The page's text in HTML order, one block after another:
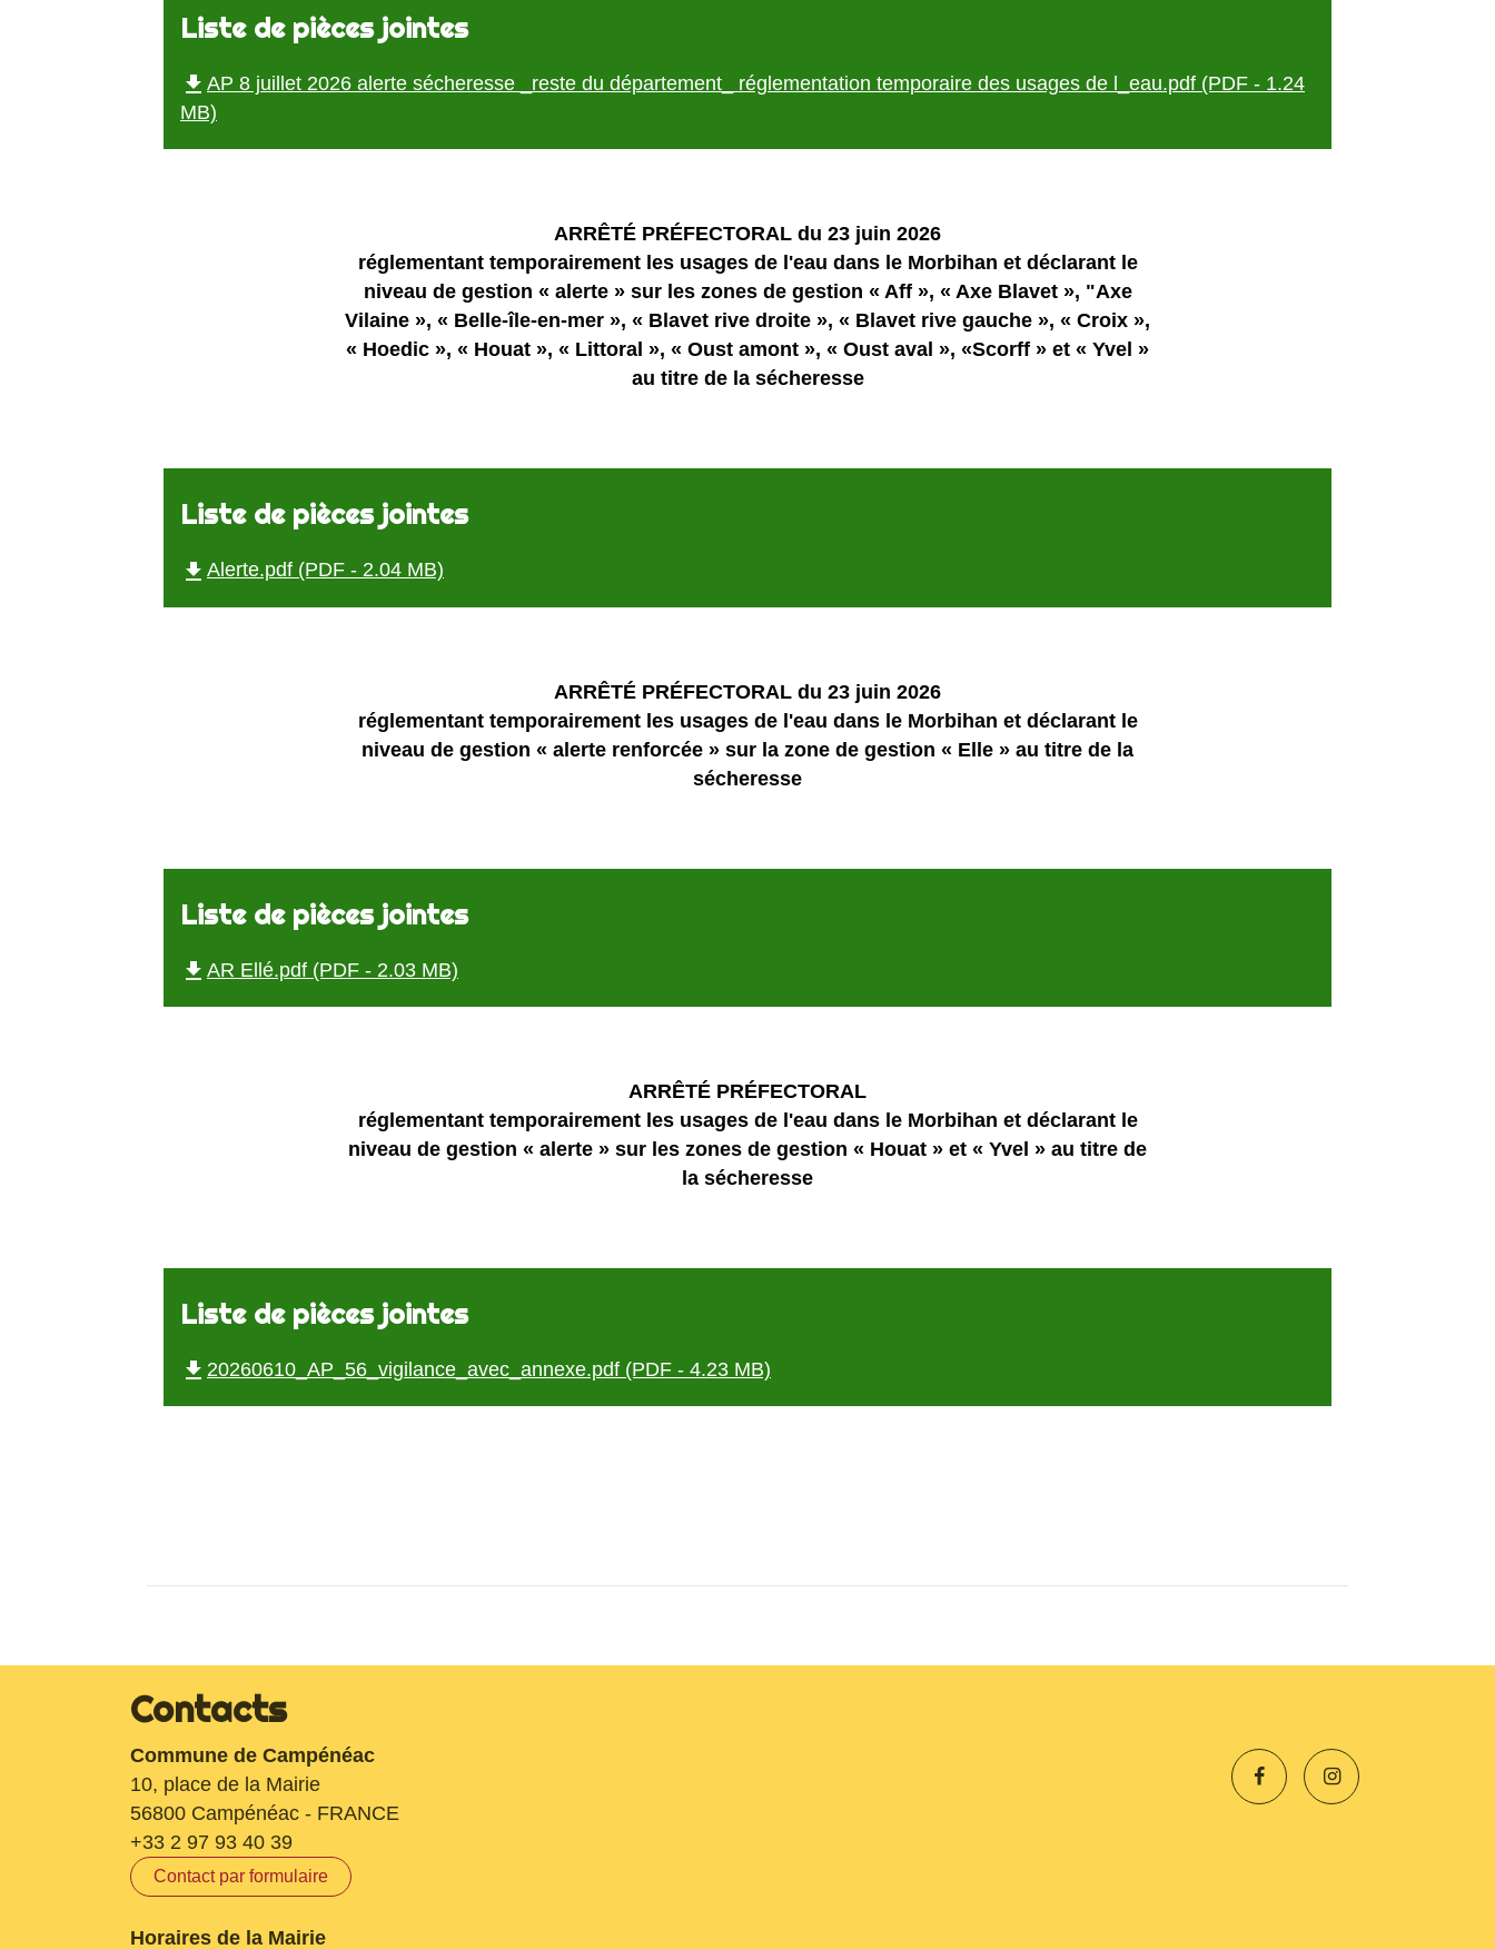
Liste de pièces jointes
file_download AP 8 juillet 2026 alerte sécheresse _reste du département_ réglementation temporaire des usages de l_eau.pdf (PDF - 1.24
MB)
ARRÊTÉ PRÉFECTORAL du 23 juin 2026
réglementant temporairement les usages de l'eau dans le Morbihan et déclarant le
niveau de gestion « alerte » sur les zones de gestion « Aff », « Axe Blavet », "Axe
Vilaine », « Belle-île-en-mer », « Blavet rive droite », « Blavet rive gauche », « Croix »,
« Hoedic », « Houat », « Littoral », « Oust amont », « Oust aval », «Scorff » et « Yvel »
au titre de la sécheresse
Liste de pièces jointes
file_download Alerte.pdf (PDF - 2.04 MB)
ARRÊTÉ PRÉFECTORAL du 23 juin 2026
réglementant temporairement les usages de l'eau dans le Morbihan et déclarant le
niveau de gestion « alerte renforcée » sur la zone de gestion « Elle » au titre de la
sécheresse
Liste de pièces jointes
file_download AR Ellé.pdf (PDF - 2.03 MB)
ARRÊTÉ PRÉFECTORAL
réglementant temporairement les usages de l'eau dans le Morbihan et déclarant le
niveau de gestion « alerte » sur les zones de gestion « Houat » et « Yvel » au titre de
la sécheresse
Liste de pièces jointes
file_download 20260610_AP_56_vigilance_avec_annexe.pdf (PDF - 4.23 MB)
Contacts
Commune de Campénéac
10, place de la Mairie
56800 Campénéac - FRANCE
+33 2 97 93 40 39
Contact par formulaire
Horaires de la Mairie